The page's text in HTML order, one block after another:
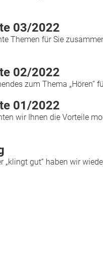
03/2022
Themen für Sie
02/2022
zum Thema „Hören“
01/2022
wir Ihnen die Vorteile
„klingt gut“ haben wir